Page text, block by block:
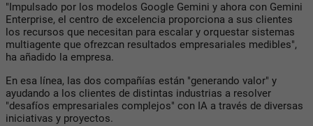
"Impulsado por los modelos Google Gemini y ahora con Gemini
Enterprise, el centro de excelencia proporciona a sus clientes
los recursos que necesitan para escalar y orquestar sistemas
multiagente que ofrezcan resultados empresariales medibles",
ha añadido la empresa.
En esa línea, las dos compañías están "generando valor" y
ayudando a los clientes de distintas industrias a resolver
"desafíos empresariales complejos" con IA a través de diversas
iniciativas y proyectos.